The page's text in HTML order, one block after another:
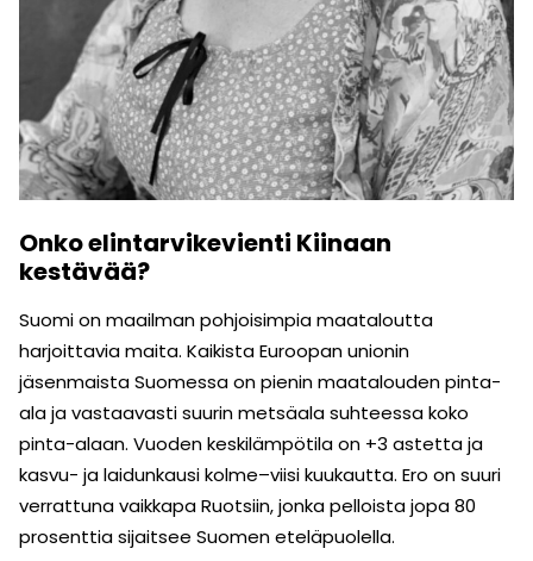
Onko elintarvikevienti Kiinaan
kestävää?
Suomi on maailman pohjoisimpia maataloutta
harjoittavia maita. Kaikista Euroopan unionin
jäsenmaista Suomessa on pienin maatalouden pinta-
ala ja vastaavasti suurin metsäala suhteessa koko
pinta-alaan. Vuoden keskilämpötila on +3 astetta ja
kasvu- ja laidunkausi kolme–viisi kuukautta. Ero on suuri
verrattuna vaikkapa Ruotsiin, jonka pelloista jopa 80
prosenttia sijaitsee Suomen eteläpuolella.